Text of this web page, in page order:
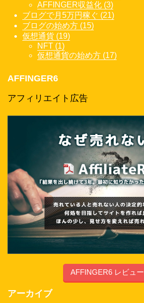
AFFINGER収益化 (3)
ブログで月5万円稼ぐ (21)
ブログの始め方 (15)
仮想通貨 (19)
NFT (1)
仮想通貨の始め方 (17)
AFFINGER6
アフィリエイト広告
AFFINGER6 レビュー
アーカイブ